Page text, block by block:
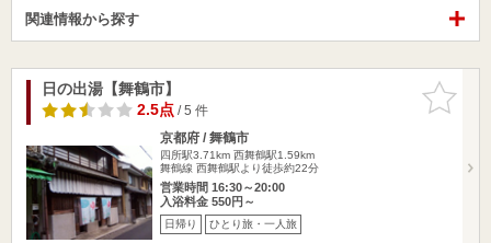
関連情報から探す
お気に入
りに追加
日の出湯【舞鶴市】
2.5点/ 5 件
京都府 / 舞鶴市
四所駅3.71km 西舞鶴駅1.59km
舞鶴線 西舞鶴駅より徒歩約22分
営業時間 16:30～20:00
入浴料金 550円～
日帰り ひとり旅・一人旅